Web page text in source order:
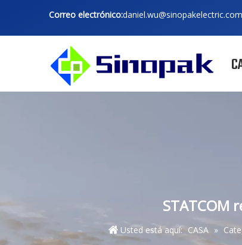
Correo electrónico:daniel.wu@sinopakelectric.com
STATCOM
Usted está aquí: CASA »